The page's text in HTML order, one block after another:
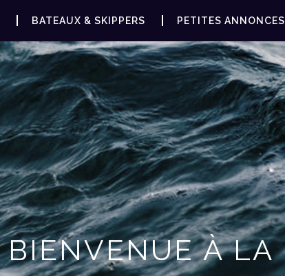
BATEAUX & SKIPPERS PETITES ANNONCES
BIENVENUE À LA